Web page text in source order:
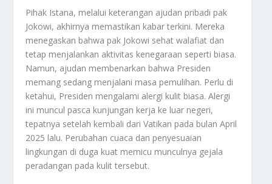
Pihak Istana, melalui keterangan ajudan pribadi pak
Jokowi, akhirnya memastikan kabar terkini. Mereka
menegaskan bahwa pak Jokowi sehat walafiat dan
tetap menjalankan aktivitas kenegaraan seperti biasa.
Namun, ajudan membenarkan bahwa Presiden
memang sedang menjalani masa pemulihan. Perlu di
ketahui, Presiden mengalami alergi kulit biasa. Alergi
ini muncul pasca kunjungan kerja ke luar negeri,
tepatnya setelah kembali dari Vatikan pada bulan April
2025 lalu. Perubahan cuaca dan penyesuaian
lingkungan di duga kuat memicu munculnya gejala
peradangan pada kulit tersebut.